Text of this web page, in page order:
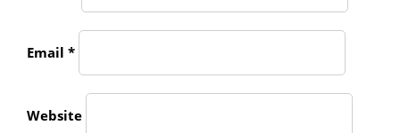
Email *
Website